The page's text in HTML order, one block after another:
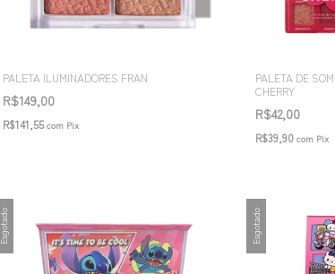
PALETA ILUMINADORES FRAN
R$149,00
R$141,55com Pix
PALETA DE
CHERRY
R$42,00
R$39,90 com Pix
Esgotado Esgotado